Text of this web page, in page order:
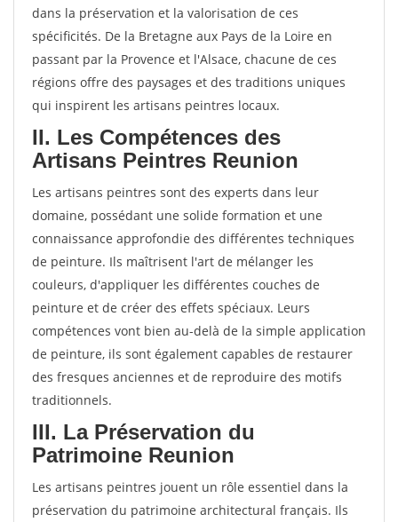
dans la préservation et la valorisation de ces
spécificités. De la Bretagne aux Pays de la Loire en
passant par la Provence et l'Alsace, chacune de ces
régions offre des paysages et des traditions uniques
qui inspirent les artisans peintres locaux.
II. Les Compétences des
Artisans Peintres Reunion
Les artisans peintres sont des experts dans leur
domaine, possédant une solide formation et une
connaissance approfondie des différentes techniques
de peinture. Ils maîtrisent l'art de mélanger les
couleurs, d'appliquer les différentes couches de
peinture et de créer des effets spéciaux. Leurs
compétences vont bien au-delà de la simple application
de peinture, ils sont également capables de restaurer
des fresques anciennes et de reproduire des motifs
traditionnels.
III. La Préservation du
Patrimoine Reunion
Les artisans peintres jouent un rôle essentiel dans la
préservation du patrimoine architectural français. Ils